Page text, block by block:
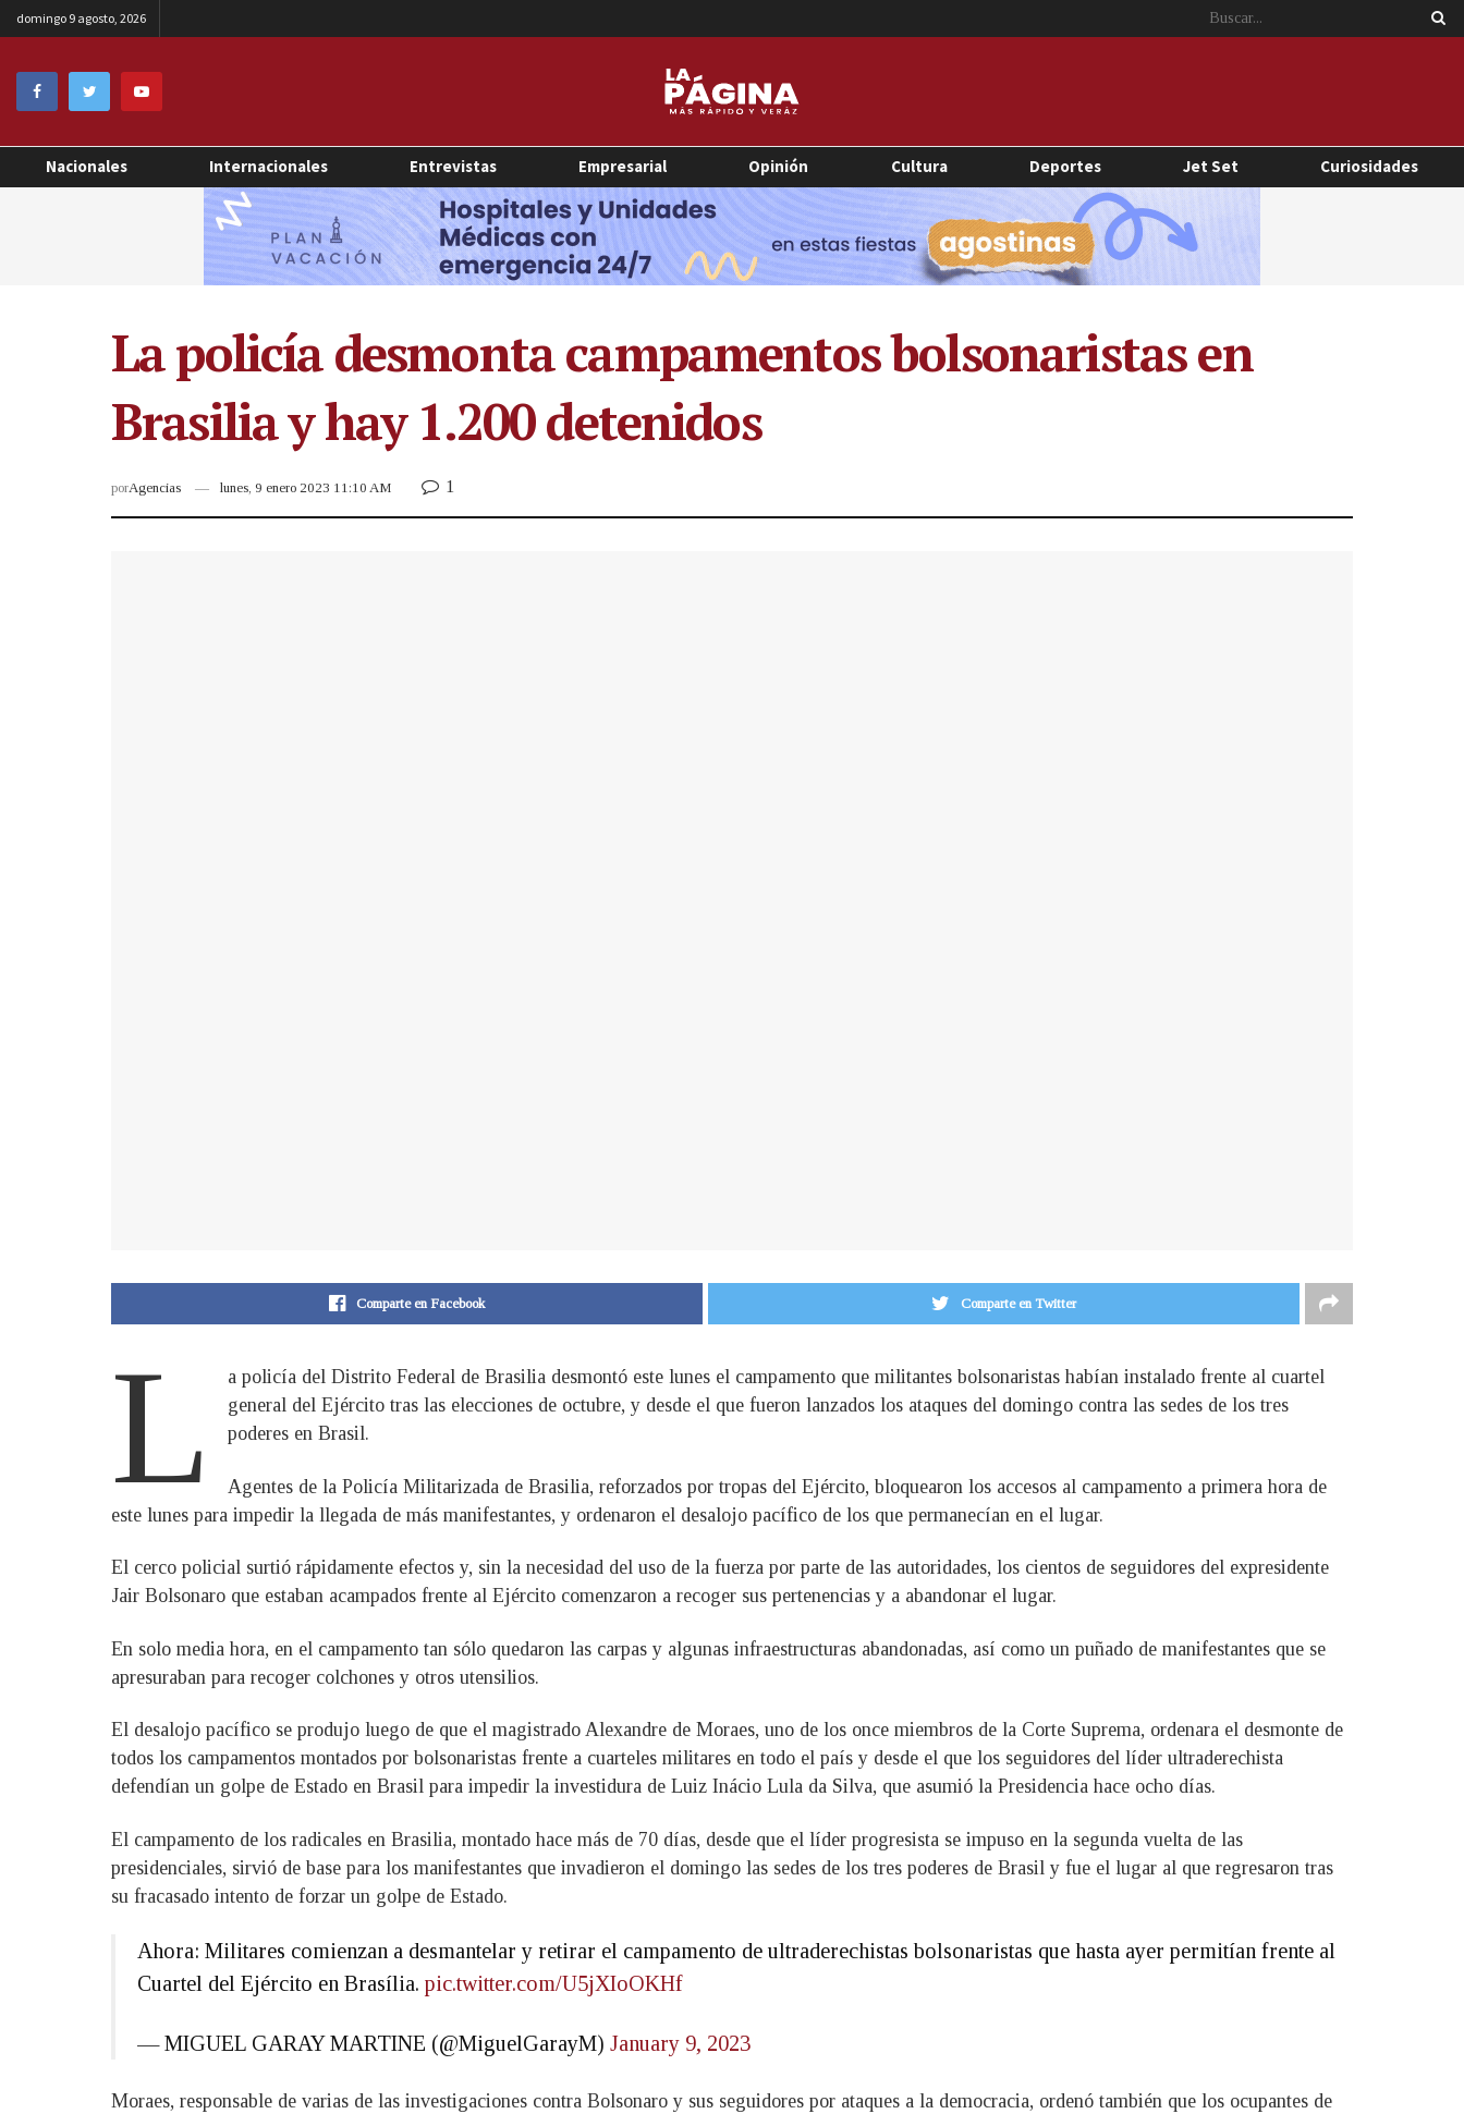
domingo 9 agosto, 2026
Nacionales Internacionales Entrevistas Empresarial Opinión Cultura Deportes Jet Set Curiosidades
La policía desmonta campamentos bolsonaristas en
Brasilia y hay 1.200 detenidos
porAgencias lunes, 9 enero 2023 11:10 AM 1
Comparte en Facebook Comparte en Twitter
L
a policía del Distrito Federal de Brasilia desmontó este lunes el campamento que militantes bolsonaristas habían instalado frente al cuartel
general del Ejército tras las elecciones de octubre, y desde el que fueron lanzados los ataques del domingo contra las sedes de los tres
poderes en Brasil.
Agentes de la Policía Militarizada de Brasilia, reforzados por tropas del Ejército, bloquearon los accesos al campamento a primera hora de
este lunes para impedir la llegada de más manifestantes, y ordenaron el desalojo pacífico de los que permanecían en el lugar.
El cerco policial surtió rápidamente efectos y, sin la necesidad del uso de la fuerza por parte de las autoridades, los cientos de seguidores del expresidente
Jair Bolsonaro que estaban acampados frente al Ejército comenzaron a recoger sus pertenencias y a abandonar el lugar.
En solo media hora, en el campamento tan sólo quedaron las carpas y algunas infraestructuras abandonadas, así como un puñado de manifestantes que se
apresuraban para recoger colchones y otros utensilios.
El desalojo pacífico se produjo luego de que el magistrado Alexandre de Moraes, uno de los once miembros de la Corte Suprema, ordenara el desmonte de
todos los campamentos montados por bolsonaristas frente a cuarteles militares en todo el país y desde el que los seguidores del líder ultraderechista
defendían un golpe de Estado en Brasil para impedir la investidura de Luiz Inácio Lula da Silva, que asumió la Presidencia hace ocho días.
El campamento de los radicales en Brasilia, montado hace más de 70 días, desde que el líder progresista se impuso en la segunda vuelta de las
presidenciales, sirvió de base para los manifestantes que invadieron el domingo las sedes de los tres poderes de Brasil y fue el lugar al que regresaron tras
su fracasado intento de forzar un golpe de Estado.
Ahora: Militares comienzan a desmantelar y retirar el campamento de ultraderechistas bolsonaristas que hasta ayer permitían frente al
Cuartel del Ejército en Brasília. pic.twitter.com/U5jXIoOKHf
— MIGUEL GARAY MARTINE (@MiguelGarayM) January 9, 2023
Moraes, responsable de varias de las investigaciones contra Bolsonaro y sus seguidores por ataques a la democracia, ordenó también que los ocupantes de